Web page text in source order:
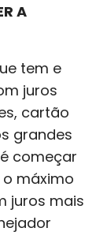
A
tem e
juros
cartão
grandes
começar
máximo
juros mais